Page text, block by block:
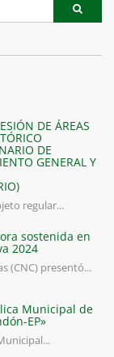
DE ÁREAS
DE
GENERAL Y
regular...
sostenida en
2024
(CNC) presentó...
Municipal de
EP»